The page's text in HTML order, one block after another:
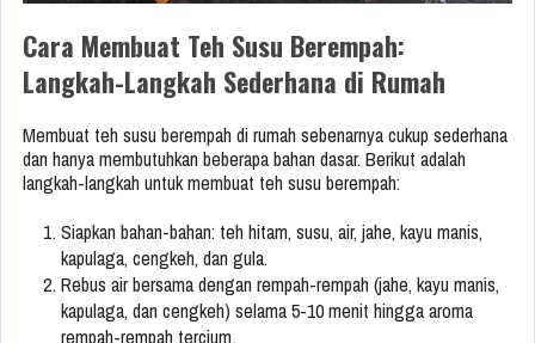
Cara Membuat Teh Susu Berempah:
Langkah-Langkah Sederhana di Rumah
Membuat teh susu berempah di rumah sebenarnya cukup sederhana
dan hanya membutuhkan beberapa bahan dasar. Berikut adalah
langkah-langkah untuk membuat teh susu berempah:
Siapkan bahan-bahan: teh hitam, susu, air, jahe, kayu manis,
kapulaga, cengkeh, dan gula.
Rebus air bersama dengan rempah-rempah (jahe, kayu manis,
kapulaga, dan cengkeh) selama 5-10 menit hingga aroma
rempah-rempah tercium.